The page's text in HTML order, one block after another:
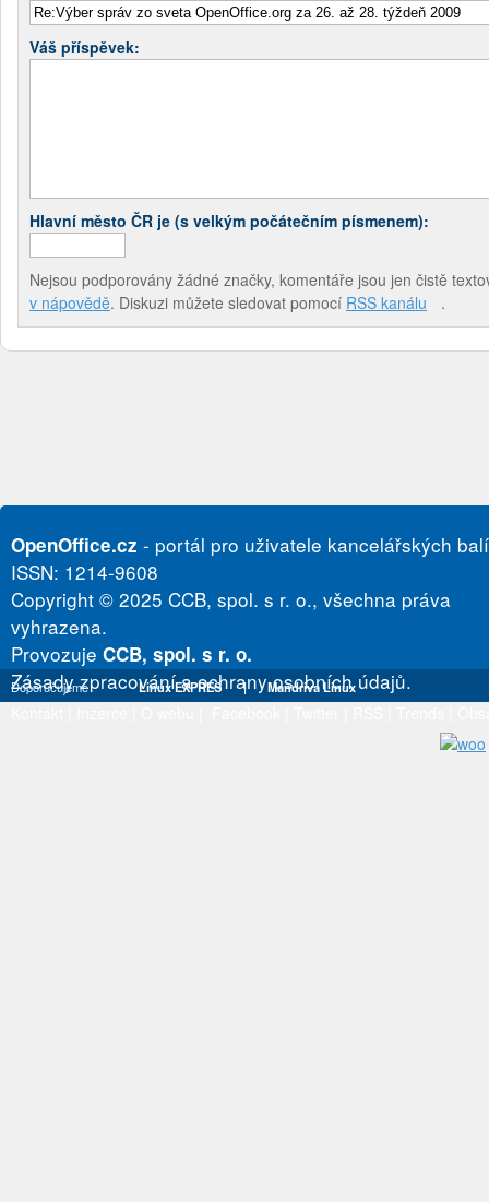
Váš příspěvek:
Hlavní město ČR je (s velkým počátečním písmenem):
Nejsou podporovány žádné značky, komentáře jsou jen čistě
v nápovědě. Diskuzi můžete sledovat pomocí RSS kanálu .
OpenOffice.cz - portál pro uživatele kancelářských
ISSN: 1214-9608
Copyright © 2025 CCB, spol. s r. o., všechna práva
vyhrazena.
Provozuje CCB, spol. s r. o.
Zásady zpracování a ochrany osobních údajů.
Doporučujeme Linux EXPRES | Mandriva Linux